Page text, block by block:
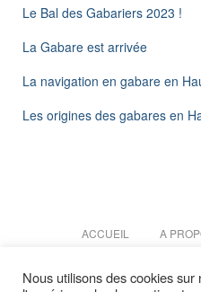
Le Bal des Gabariers 2023 !
La Gabare est arrivée
La navigation en gabare en
Les origines des gabares en
ACCUEIL A
NOS PARTENAIRES
Nous utilisons des cookies